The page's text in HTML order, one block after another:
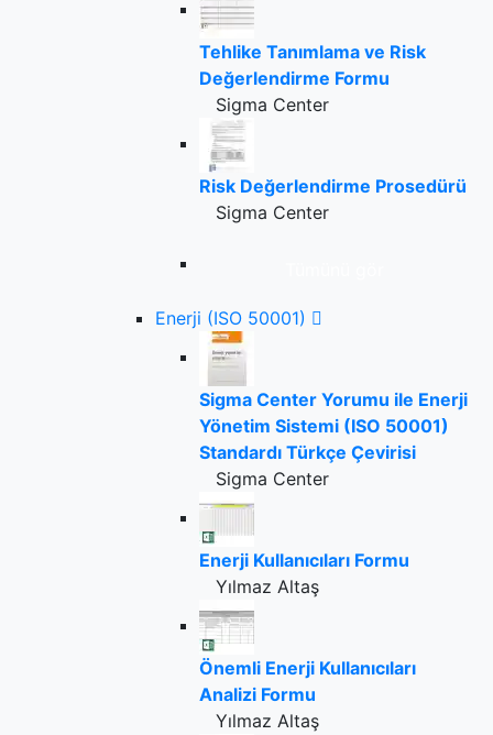
Tehlike Tanımlama ve Risk
Değerlendirme Formu
Sigma Center
Risk Değerlendirme Prosedürü
Sigma Center
Enerji (ISO 50001)
Sigma Center Yorumu ile Enerji
Yönetim Sistemi (ISO 50001)
Standardı Türkçe Çevirisi
Sigma Center
Enerji Kullanıcıları Formu
Yılmaz Altaş
Önemli Enerji Kullanıcıları
Analizi Formu
Yılmaz Altaş